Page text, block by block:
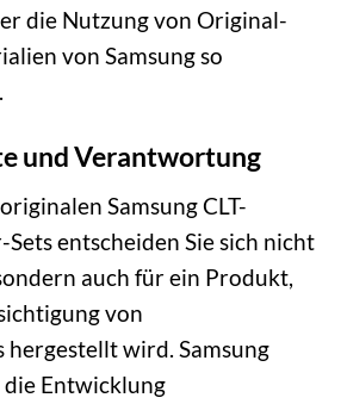
die Nutzung von Original-
von Samsung so
und Verantwortung
Samsung CLT-
Sets entscheiden Sie sich nicht
auch für ein Produkt,
von
wird. Samsung
Entwicklung